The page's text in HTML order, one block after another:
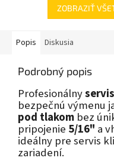
ZOBRAZIŤ
Popis Diskusia
Podrobný popis
Profesionálny
bezpečnú výmenu
pod tlakom bez
pripojenie 5/16" a
ideálny pre servis
zariadení.